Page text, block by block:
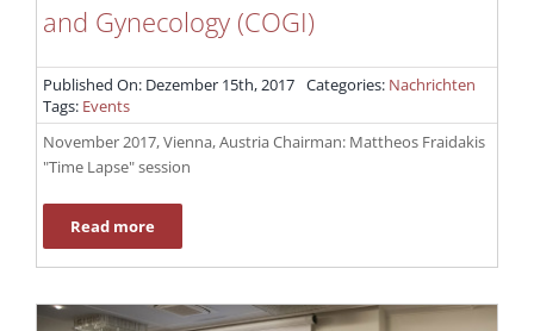
and Gynecology (COGI)
Published On: Dezember 15th, 2017 Categories: Nachrichten
Tags: Events
November 2017, Vienna, Austria Chairman: Μattheos Fraidakis
"Time Lapse" session
Read more